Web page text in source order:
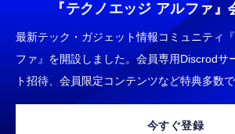
『テクノエッジ アルファ』
最新テック・ガジェット情報コミュニティ
ファ』を開設しました。会員専用Discrodサ
ト招待、会員限定コンテンツなど特典多数で
今すぐ登録